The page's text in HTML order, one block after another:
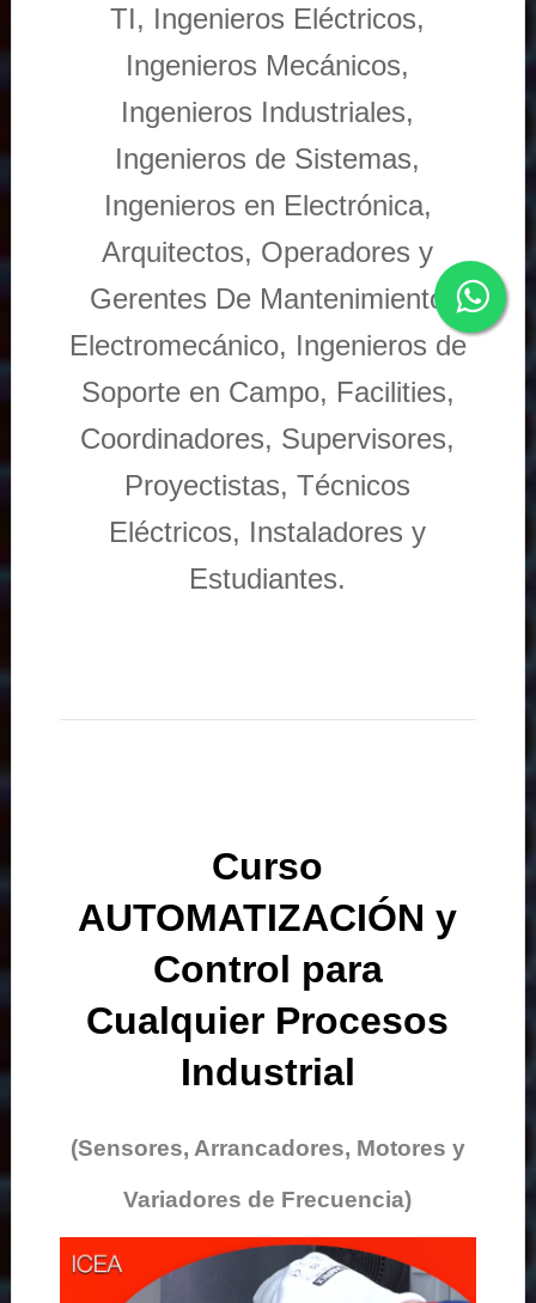
TI, Ingenieros Eléctricos,
Ingenieros Mecánicos,
Ingenieros Industriales,
Ingenieros de Sistemas,
Ingenieros en Electrónica,
Arquitectos, Operadores y
Gerentes De Mantenimiento
Electromecánico, Ingenieros de
Soporte en Campo, Facilities,
Coordinadores, Supervisores,
Proyectistas, Técnicos
Eléctricos, Instaladores y
Estudiantes.
Curso
AUTOMATIZACIÓN y
Control para
Cualquier Procesos
Industrial
(Sensores, Arrancadores, Motores y
Variadores de Frecuencia)